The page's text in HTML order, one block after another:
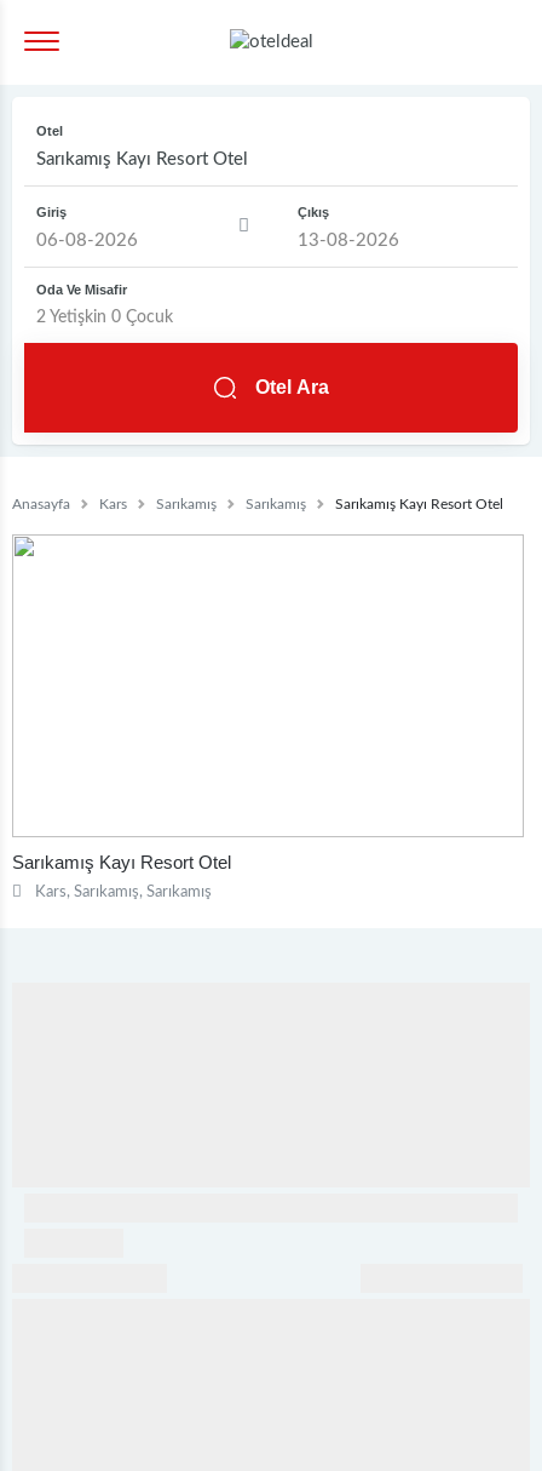
Otel
Giriş Çıkış
Oda Ve Misafir
2 Yetişkin 0 Çocuk
Otel Ara
Anasayfa Kars Sarıkamış Sarıkamış Sarıkamış Kayı Resort Otel
Sarıkamış Kayı Resort Otel
Kars, Sarıkamış, Sarıkamış